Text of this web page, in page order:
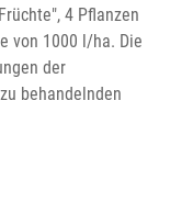
4 Pflanzen
von 1000 l/ha. Die
der
behandelnden